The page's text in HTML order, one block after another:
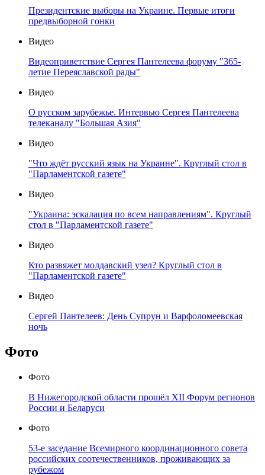
Президентские выборы на Украине. Первые итоги
предвыборной гонки
Видео
Видеоприветствие Сергея Пантелеева форуму "365-
летие Переяславской рады"
Видео
О русском зарубежье. Интервью Сергея Пантелеева
телеканалу "Большая Азия"
Видео
"Что ждёт русский язык на Украине". Круглый стол в
"Парламентской газете"
Видео
"Украина: эскалация по всем направлениям". Круглый
стол в "Парламентской газете"
Видео
Кто развяжет молдавский узел? Круглый стол в
"Парламентской газете"
Видео
Сергей Пантелеев: День Супрун и Варфоломеевская
ночь
Фото
Фото
В Нижегородской области прошёл XII Форум регионов
России и Беларуси
Фото
53-е заседание Всемирного координационного совета
российских соотечественников, проживающих за
рубежом